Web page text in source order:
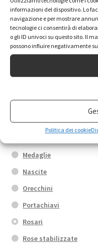
informazioni del dispositivo. Lo
navigazione e per mostrare
tecnologie ci consentirà di
o gli ID univoci su questo sito. Il
possono influire negativamente
Politica dei cookie
Categorie prodotto
Anelli
Box promo
Croci
Medaglie
Nascite
Orecchini
Portachiavi
Rosari
Rose stabilizzate